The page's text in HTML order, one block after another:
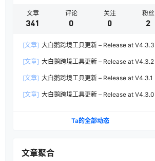
文章
341
评论
0
关注
0
粉丝
2
[文章] 大白鹅跨境工具更新 – Release at V4.3.3
[文章] 大白鹅跨境工具更新 – Release at V4.3.2
[文章] 大白鹅跨境工具更新 – Release at V4.3.1
[文章] 大白鹅跨境工具更新 – Release at V4.3.0
Ta的全部动态
文章聚合